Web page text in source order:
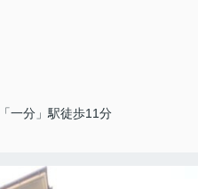
一分」駅徒歩11分